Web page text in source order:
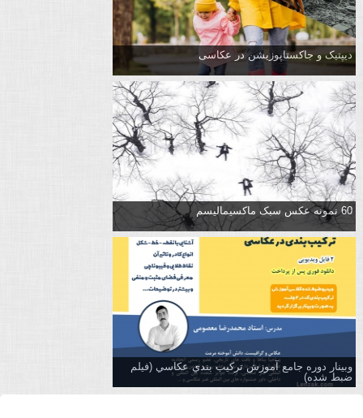
دیپتیک و جاکستا‌پوزیشن در عکاسی
60 نمونه عکس سبک ماکسیمالیسم
وبینار دوره جامع آموزش تركيب بندي عكاسي (فیلم
ضبط شده)